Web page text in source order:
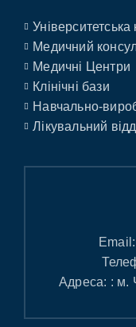
Університетська
Медичний
Медичні Центри
Клінічні бази
Навчально-
Лікувальний
Адреса: : м.